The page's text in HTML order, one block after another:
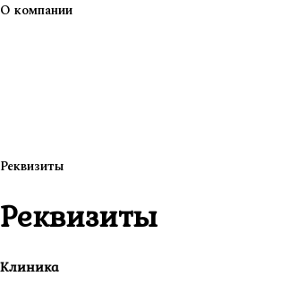
О компании
Реквизиты
Реквизиты
Клиника